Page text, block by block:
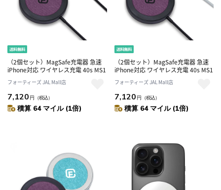
（2個セット）MagSafe充電器 急速
iPhone対応 ワイヤレス充電 40s MS1
フォーティーズ JAL Mall店
7,120 円 （税込）
積算 64 マイル (1倍)
（2個セット）MagSafe充電器 急速
iPhone対応 ワイヤレス充電 40s MS1
フォーティーズ JAL Mall店
7,120 円 （税込）
積算 64 マイル (1倍)